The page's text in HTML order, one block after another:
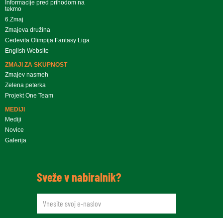
Informacije pred prihodom na
tekmo
6.Zmaj
Zmajeva družina
Cedevita Olimpija Fantasy Liga
English Website
ZMAJI ZA SKUPNOST
Zmajev nasmeh
Zelena peterka
Projekt One Team
MEDIJI
Mediji
Novice
Galerija
Sveže v nabiralnik?
newsletteremail